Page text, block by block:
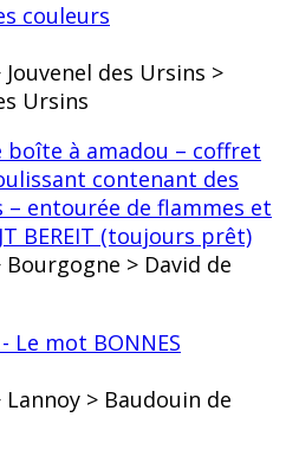
couleurs
des Ursins >
Ursins
boîte à amadou – coffret
contenant des
– entourée de flammes et
BEREIT (toujours prêt)
Bourgogne > David de
- Le mot BONNES
> Baudouin de